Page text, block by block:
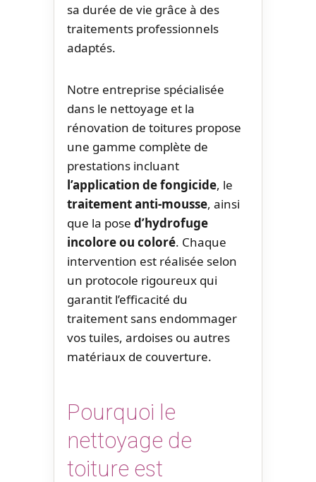
sa durée de vie grâce à des
traitements professionnels
adaptés.
Notre entreprise spécialisée
dans le nettoyage et la
rénovation de toitures propose
une gamme complète de
prestations incluant
l’application de fongicide, le
traitement anti-mousse, ainsi
que la pose d’hydrofuge
incolore ou coloré. Chaque
intervention est réalisée selon
un protocole rigoureux qui
garantit l’efficacité du
traitement sans endommager
vos tuiles, ardoises ou autres
matériaux de couverture.
Pourquoi le
nettoyage de
toiture est